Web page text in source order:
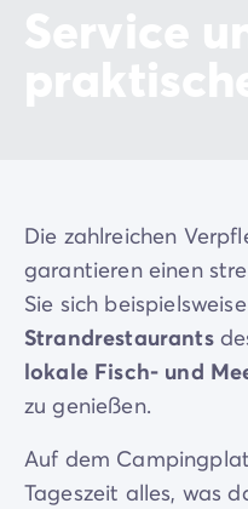
Die zahlreichen
garantieren einen
Sie sich
Strandrestaurants
lokale Fisch- und
zu genießen.
Auf dem
Tageszeit alles, was